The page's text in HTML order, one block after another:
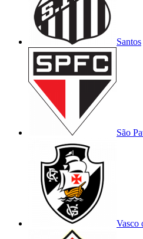
Santos
São
Vasco